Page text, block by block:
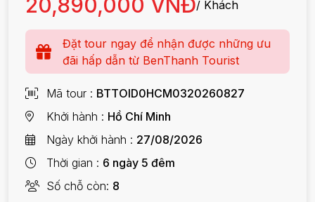
/ Khách
Đặt tour ngay để nhận được những ưu
đãi hấp dẫn từ BenThanh Tourist
Mã tour
BTTOID0HCM0320260827
Khởi hành
Hồ Chí Minh
Ngày khởi hành
27/08/2026
Thời gian
6 ngày 5 đêm
Số chỗ còn 8